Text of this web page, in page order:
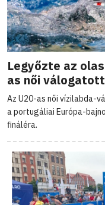
Legyőzte az
as női válogatott
Az U20-as női vízilabda-
a portugáliai Európa-
fináléra.